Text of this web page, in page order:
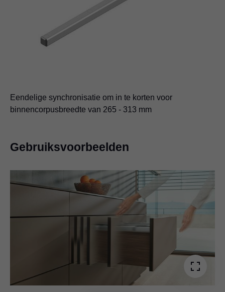
Eendelige synchronisatie om in te korten voor
binnencorpusbreedte van 265 - 313 mm
Gebruiksvoorbeelden